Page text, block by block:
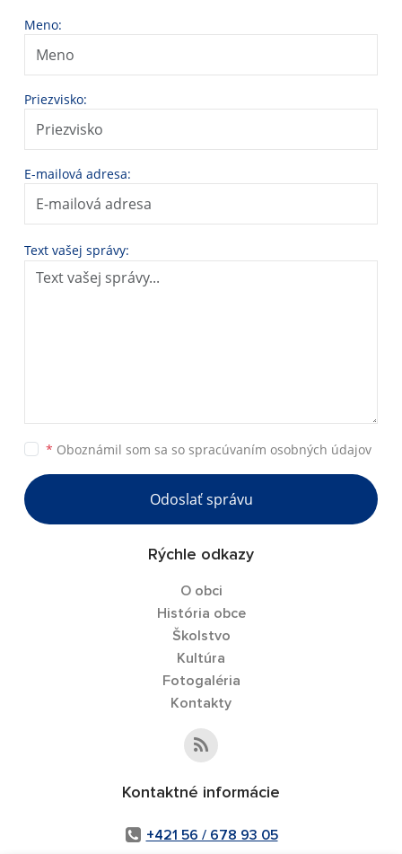
Meno:
Priezvisko:
E-mailová adresa:
Text vašej správy:
* Oboznámil som sa so spracúvaním osobných údajov
Odoslať správu
Rýchle odkazy
O obci
História obce
Školstvo
Kultúra
Fotogaléria
Kontakty
Kontaktné informácie
+421 56 / 678 93 05